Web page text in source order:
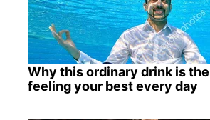
Why this ordinary drink is
feeling your best every day